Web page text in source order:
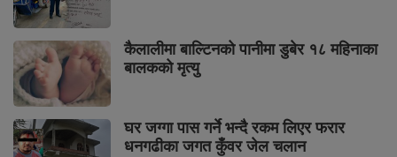
कैलालीमा बाल्टिनको पानीमा डुबेर १८ महिनाका
बालकको मृत्यु
घर जग्गा पास गर्ने भन्दै रकम लिएर फरार
धनगढीका जगत कुँवर जेल चलान